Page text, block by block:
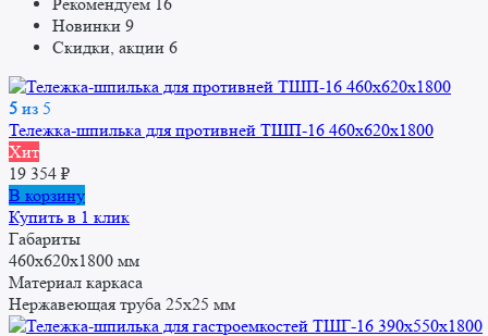
Новинки 9
Скидки, акции 6
5 из 5
Тележка-шпилька для противней ТШП-16 460x620x1800
Хит
19 354 ₽
В корзину
Купить в 1 клик
Габариты
460x620x1800 мм
Материал каркаса
Нержавеющая труба 25x25 мм